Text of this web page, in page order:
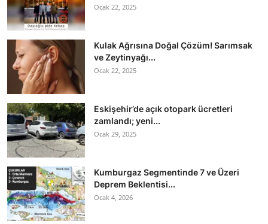
Ocak 22, 2025
Kulak Ağrısına Doğal Çözüm! Sarımsak
ve Zeytinyağı...
Ocak 22, 2025
Eskişehir’de açık otopark ücretleri
zamlandı; yeni...
Ocak 29, 2025
Kumburgaz Segmentinde 7 ve Üzeri
Deprem Beklentisi...
Ocak 4, 2026